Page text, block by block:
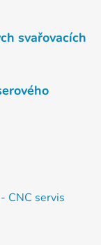
svařovacích
CNC servis